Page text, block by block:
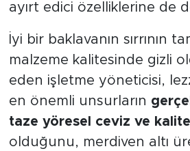
ayırt edici özelliklerine de
İyi bir baklavanın sırrının
malzeme kalitesinde gizli
eden işletme yöneticisi,
en önemli unsurların
taze yöresel ceviz ve
olduğunu, merdiven altı